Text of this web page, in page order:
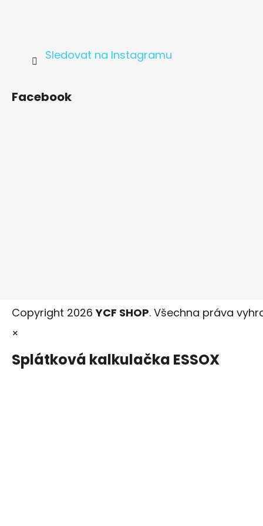
Sledovat na Instagramu
Facebook
Copyright 2026YCF SHOP. Všechna práva
×
Splátková kalkulačka ESSOX